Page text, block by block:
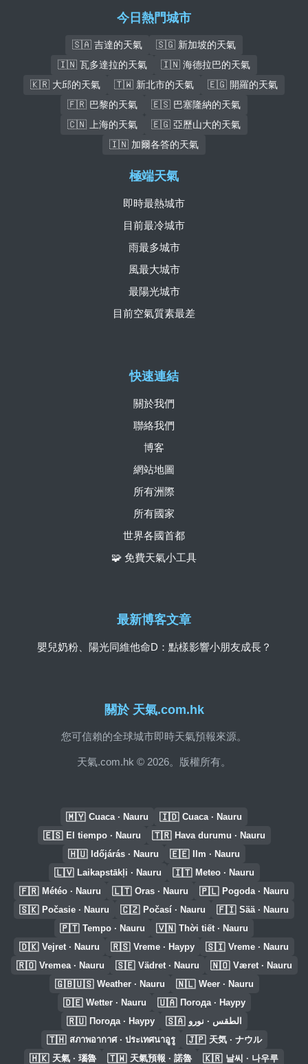
今日熱門城市
🇸🇦 吉達的天氣
🇸🇬 新加坡的天氣
🇮🇳 瓦多達拉的天氣
🇮🇳 海德拉巴的天氣
🇰🇷 大邱的天氣
🇹🇼 新北市的天氣
🇪🇬 開羅的天氣
🇫🇷 巴黎的天氣
🇪🇸 巴塞隆納的天氣
🇨🇳 上海的天氣
🇪🇬 亞歷山大的天氣
🇮🇳 加爾各答的天氣
關於 天氣.com.hk
您可信賴的全球城市即時天氣預報來源。
天氣.com.hk © 2026。版權所有。
快速連結
關於我們
聯絡我們
博客
網站地圖
所有洲際
所有國家
世界各國首都
🧩 免費天氣小工具
極端天氣
即時最熱城市
目前最冷城市
雨最多城市
風最大城市
最陽光城市
目前空氣質素最差
最新博客文章
嬰兒奶粉、陽光同維他命D：點樣影響小朋友成長？
🇲🇾 Cuaca · Nauru 🇮🇩 Cuaca · Nauru
🇪🇸 El tiempo · Nauru 🇹🇷 Hava durumu · Nauru
🇭🇺 Időjárás · Nauru 🇪🇪 Ilm · Nauru
🇱🇻 Laikapstākļi · Nauru 🇮🇹 Meteo · Nauru
🇫🇷 Météo · Nauru 🇱🇹 Oras · Nauru 🇵🇱 Pogoda · Nauru
🇸🇰 Počasie · Nauru 🇨🇿 Počasí · Nauru 🇫🇮 Sää · Nauru
🇵🇹 Tempo · Nauru 🇻🇳 Thời tiết · Nauru
🇩🇰 Vejret · Nauru 🇷🇸 Vreme · Науру 🇸🇮 Vreme · Nauru
🇷🇴 Vremea · Nauru 🇸🇪 Vädret · Nauru 🇳🇴 Været · Nauru
🇬🇧🇺🇸 Weather · Nauru 🇳🇱 Weer · Nauru
🇩🇪 Wetter · Nauru 🇺🇦 Погода · Науру
🇷🇺 Погода · Науру 🇸🇦 الطقس · نورو
🇹🇭 สภาพอากาศ · ประเทศนาอูรู 🇯🇵 天気 · ナウル
🇭🇰 天氣 · 瑙魯 🇹🇼 天氣預報 · 諾魯 🇰🇷 날씨 · 나우루